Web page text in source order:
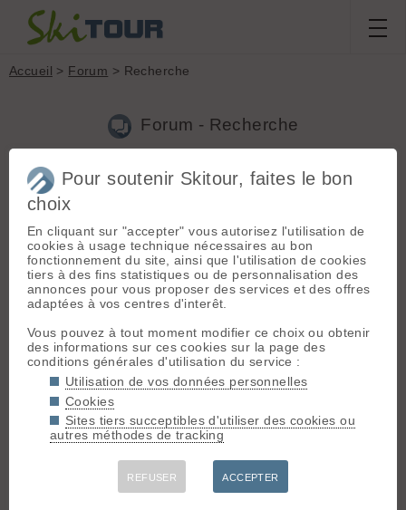
Accueil > Forum > Recherche
Forum - Recherche
Nouveau sujet|Voir tous les sujets
25 résultats
Mont-Pourri(Alligator le 29.05.2014 à 10:38)
Mon tel est dans mon profil 😉
Mont-Pourri(Alligator le 29.05.2014 à 09:25)
samedi Si je viens dans le coin, je ferais bien une autre course
en plus. Par ex : bivouac au dessus d'Arc 2000 vendredi soir,
samedi Pourri en boucle, et dimanche aiguille des glac...
Conditions d'enneigement Dévoluy(Alligator le
22.05.2014 à 12:17)
Même quesiton pour le WE à venir (24/25 mai) si le Bure
S'encorder sur un glacier
(Alligator le 18.05.2012 à 16:00)
Pour soutenir Skitour, faites le bon
choix
En cliquant sur "accepter" vous autorisez l'utilisation de
cookies à usage technique nécessaires au bon
fonctionnement du site, ainsi que l'utilisation de cookies
tiers à des fins statistiques ou de personnalisation des
annonces pour vous proposer des services et des offres
adaptées à vos centres d'interêt.
Vous pouvez à tout moment modifier ce choix ou obtenir
des informations sur ces cookies sur la page des
conditions générales d'utilisation du service :
Utilisation de vos données personnelles
Cookies
Sites tiers succeptibles d'utiliser des cookies ou
autres méthodes de tracking
REFUSER ACCEPTER